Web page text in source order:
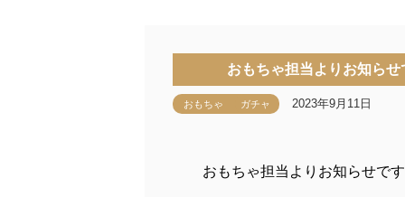
おもちゃ担当よりお知ら
おもちゃ ガチャ 2023年9月11日
おもちゃ担当よりお知らせで